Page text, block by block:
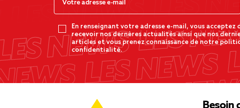
En renseignant votre adresse e-mail, vous acceptez
recevoir nos dernères actualités ainsi que nos
articles et vous prenez connaissance de notre
confidentialité.